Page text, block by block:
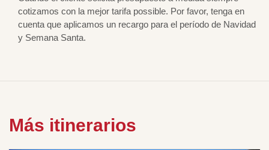
cotizamos con la mejor tarifa possible. Por favor, tenga en
cuenta que aplicamos un recargo para el período de Navidad
y Semana Santa.
Más itinerarios